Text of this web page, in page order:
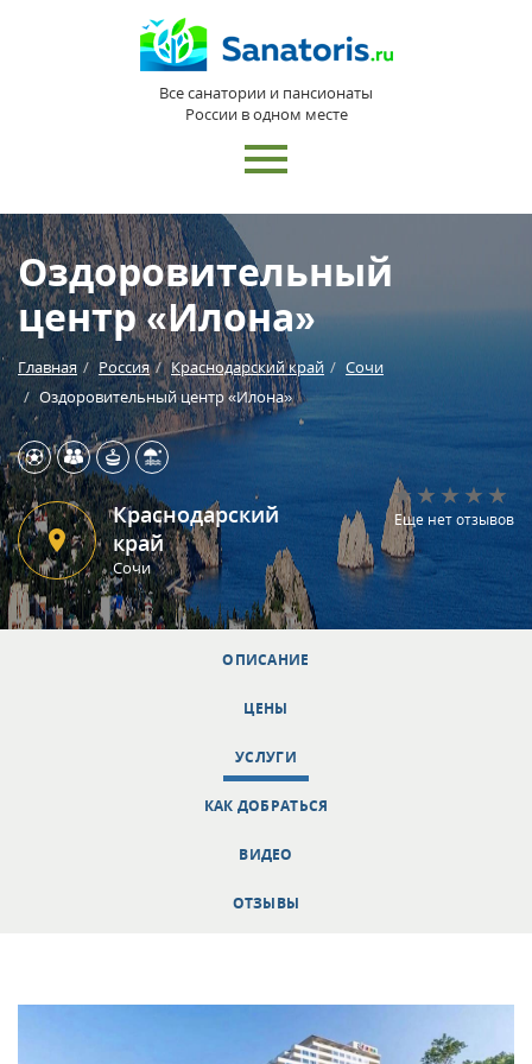
Все санатории и пансионаты
России в одном месте
Оздоровительный
центр «Илона»
Главная Россия Краснодарский край
Сочи
Оздоровительный центр «Илона»
Краснодарский
край
Сочи
Еще нет отзывов
ОПИСАНИЕ
ЦЕНЫ
УСЛУГИ
КАК ДОБРАТЬСЯ
ВИДЕО
ОТЗЫВЫ